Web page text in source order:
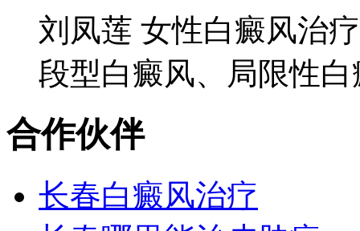
刘凤莲 女性白癜风治
段型白癜风、局限性
合作伙伴
长春白癜风治疗